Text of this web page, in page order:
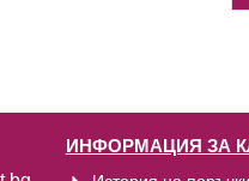
ИНФОРМАЦИЯ ЗА